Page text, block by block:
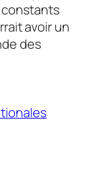
constants
avoir un
des